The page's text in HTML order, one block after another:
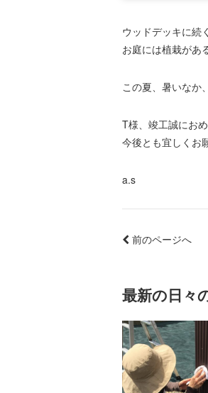
ウッドデッキに続
お庭には植栽があ
この夏、暑いなか
T様、竣工誠にお
今後とも宜しくお
a.s
前のページへ
最新の日々